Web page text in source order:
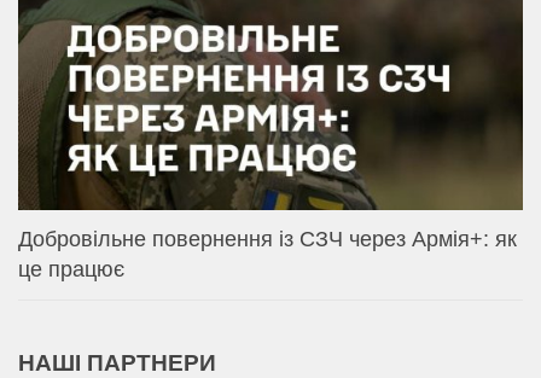
Добровільне повернення із СЗЧ через Армія+: як
це працює
НАШІ ПАРТНЕРИ